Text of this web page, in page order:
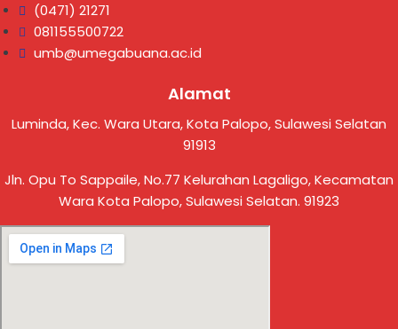
(0471) 21271
081155500722
umb@umegabuana.ac.id
Alamat
Luminda, Kec. Wara Utara, Kota Palopo, Sulawesi Selatan
91913
Jln. Opu To Sappaile, No.77 Kelurahan Lagaligo, Kecamatan
Wara Kota Palopo, Sulawesi Selatan. 91923